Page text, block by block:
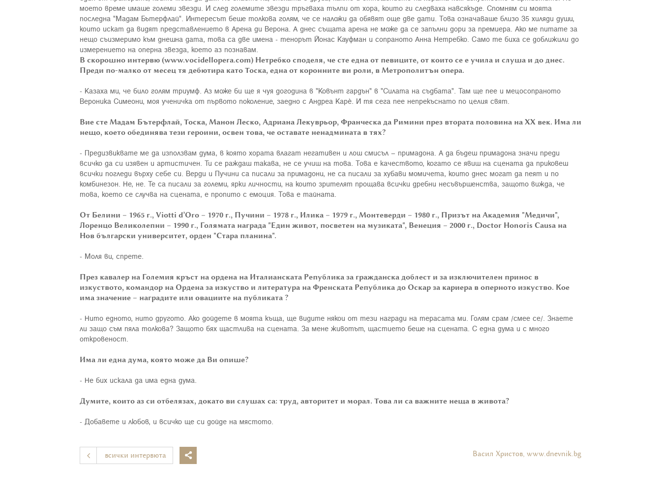
моето време имаше големи звезди. И след големите звезди тръгваха тълпи от хора, които ги следваха навсякъде. Спомням си моята
последна "Мадам Бътерфлай". Интересът беше толкова голям, че се наложи да обявят още две дати. Това означаваше близо 35 хиляди души,
които искат да видят представлението в Арена ди Верона. А днес същата арена не може да се запълни дори за премиера. Ако ме питате за
нещо съизмеримо към днешна дата, това са две имена - тенорът Йонас Кауфман и сопраното Анна Нетребко. Само те биха се доближили до
измерението на оперна звезда, което аз познавам.
В скорошно интервю (www.vocidellopera.com) Нетребко споделя, че сте една от певиците, от които се е учила и слуша и до днес.
Преди по-малко от месец тя дебютира като Тоска, една от коронните ви роли, в Метрополитън опера.
- Казаха ми, че било голям триумф. Аз може би ще я чуя догодина в "Ковънт гардън" в "Силата на съдбата". Там ще пее и мецосопраното
Вероника Симеони, моя ученичка от първото поколение, заедно с Андреа Карè. И тя сега пее непрекъснато по целия свят.
Вие сте Мадам Бътерфлай, Тоска, Манон Леско, Адриана Лекуврьор, Франческа да Римини през втората половина наXX век. Има ли
нещо, което обединява тези героини, освен това, че оставате ненадмината в тях?
- Предизвиквате ме да използвам дума, в която хората влагат негативен и лош смисъл – примадона. А да бъдеш примадона значи преди
всичко да си изявен и артистичен. Ти се раждаш такава, не се учиш на това. Това е качеството, когато се явиш на сцената да приковеш
всички погледи върху себе си. Верди и Пучини са писали за примадони, не са писали за хубави момичета, които днес могат да пеят и по
комбинезон. Не, не. Те са писали за големи, ярки личности, на които зрителят прощава всички дребни несъвършенства, защото вижда, че
това, което се случва на сцената, е пропито с емоция. Това е тайната.
От Белини – 1965 г., Viotti d’Oro – 1970 г., Пучини – 1978 г., Илика – 1979 г., Монтеверди – 1980 г., Призът на Академия "Медичи",
Лоренцо Великолепни – 1990 г., Голямата награда "Един живот, посветен на музиката", Венеция – 2000 г., Doctor Honoris Causa на
Нов български университет, орден "Стара планина".
- Моля ви, спрете.
През кавалер на Големия кръст на ордена на Италианската Република за гражданска доблест и за изключителен принос в
изкуството, командор на Ордена за изкуство и литература на Френската Република до Оскар за кариера в оперното изкуство. Кое
има значение – наградите или овациите на публиката ?
- Нито едното, нито другото. Ако дойдете в моята къща, ще видите някои от тези награди на терасата ми. Голям срам /смее се/. Знаете
ли защо съм пяла толкова? Защото бях щастлива на сцената. За мене животът, щастието беше на сцената. С една дума и с много
откровеност.
Има ли една дума, която може да Ви опише?
- Не бих искала да има една дума.
Думите, които аз си отбелязах, докато ви слушах са: труд, авторитет и морал. Това ли са важните неща в живота?
- Добавете и любов, и всичко ще си дойде на мястото.
Васил Христов, www.dnevnik.bg
всички интервюта 